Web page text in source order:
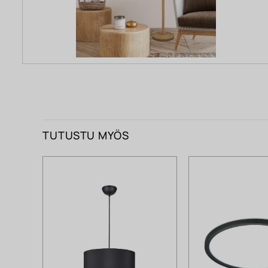
TUTUSTU MYÖS